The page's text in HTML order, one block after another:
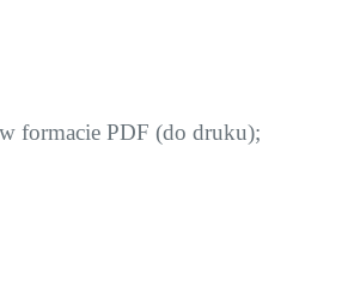
formacie PDF (do druku);